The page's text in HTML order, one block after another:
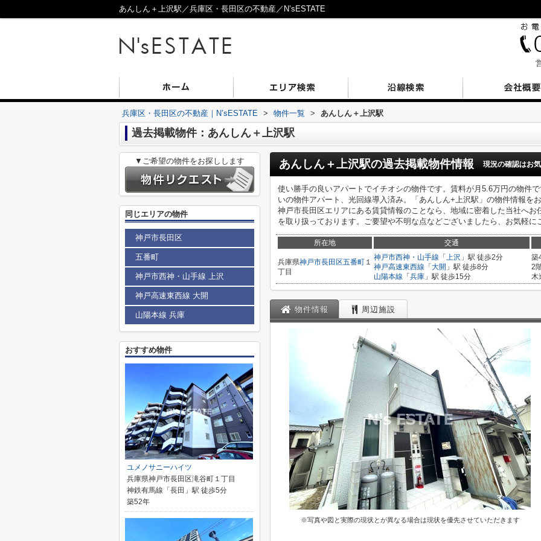
あんしん＋上沢駅／兵庫区・長田区の不動産／N’sESTATE
兵庫区・長田区の不動産｜N’sESTATE > 物件一覧 > あんしん＋上沢駅
過去掲載物件：あんしん＋上沢駅
あんしん＋上沢駅の過去掲載物件情報 現況の確認はお
使い勝手の良いアパートでイチオシの物件です。賃料が月5.6万円の物件
いの物件アパート、光回線導入済み。「あんしん+上沢駅」の物件情報を
神戸市長田区エリアにある賃貸情報のことなら、地域に密着した当社へ
を取り扱っております。ご要望や不明な点などございましたら、お気軽に
所在地 交通
兵庫県神戸市長田区五番町 １
丁目
神戸市西神・山手線 「 上沢 」駅 徒歩2分
神戸高速東西線 「 大開 」駅 徒歩8分
山陽本線 「 兵庫 」駅 徒歩15分
築
2
木
物件情報 周辺施設
※写真や図と実際の現状とが異なる場合は現状を優先させていただきます
▼ご希望の物件をお探しします
同じエリアの物件
神戸市長田区
五番町
神戸市西神・山手線 上沢
神戸高速東西線 大開
山陽本線 兵庫
おすすめ物件
ユメノサニーハイツ
兵庫県神戸市長田区滝谷町１丁目
神鉄有馬線「長田」駅 徒歩5分
築52年